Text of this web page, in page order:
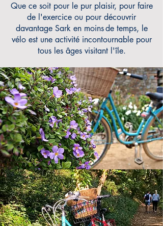
Que ce soit pour le pur plaisir, pour faire
de l'exercice ou pour découvrir
davantage Sark en moinsde temps, le
vélo est une activité incontournable pour
tous les âges visitant l'île.